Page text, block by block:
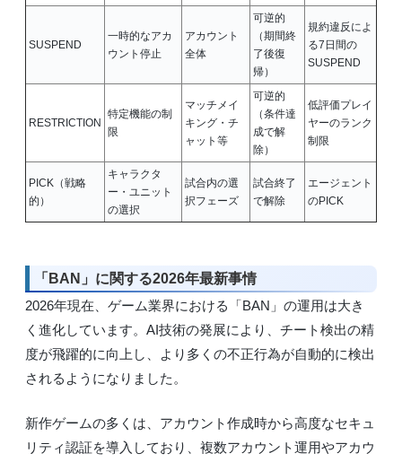
SUSPEND
一時的なアカ
ウント停止
アカウント
全体
可逆的
（期間終
了後復
帰）
規約違反によ
る7日間の
SUSPEND
RESTRICTION
特定機能の制
限
マッチメイ
キング・チ
ャット等
可逆的
（条件達
成で解
除）
低評価プレイ
ヤーのランク
制限
PICK（戦略
的）
キャラクタ
ー・ユニット
の選択
試合内の選
択フェーズ
試合終了
で解除
エージェント
のPICK
「BAN」に関する2026年最新事情
2026年現在、ゲーム業界における「BAN」の運用は大き
く進化しています。AI技術の発展により、チート検出の精
度が飛躍的に向上し、より多くの不正行為が自動的に検出
されるようになりました。
新作ゲームの多くは、アカウント作成時から高度なセキュ
リティ認証を導入しており、複数アカウント運用やアカウ